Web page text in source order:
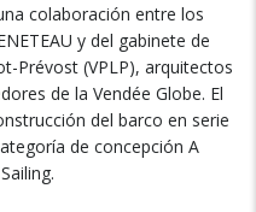
colaboración entre los
y del gabinete de
Prévost (VPLP), arquitectos
de la Vendée Globe. El
del barco en serie
de concepción A